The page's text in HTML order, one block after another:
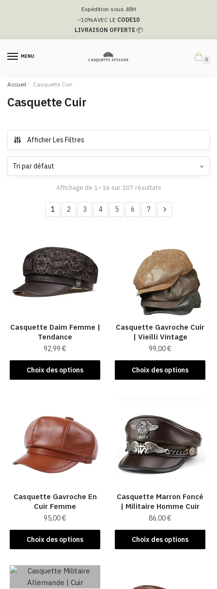
navigation
Expédition sous 48H
–10%AVEC LE CODE10
LIVRAISON OFFERTE📦
MENU
0
Accueil / Casquette Cuir
Casquette Cuir
Afficher Les Filtres
Affichage de 1–16 sur 107 résultats
1 2 3 4 5 6 7
Casquette Daim Femme |
Tendance
92,99€
Choix des options
Ce
produit
Les
options
peuvent
être
choisies
la
page
du
produit
Casquette Gavroche Cuir
| Vieilli Vintage
99,00€
Choix des options
Ce
produit
Les
options
peuvent
être
choisies
la
page
du
produit
Casquette Gavroche En
Cuir Femme
95,00€
Choix des options
Ce
produit
plusieurs
variations.
Casquette Marron Foncé
| Militaire Homme Cuir
86,00€
Choix des options
Ce
produit